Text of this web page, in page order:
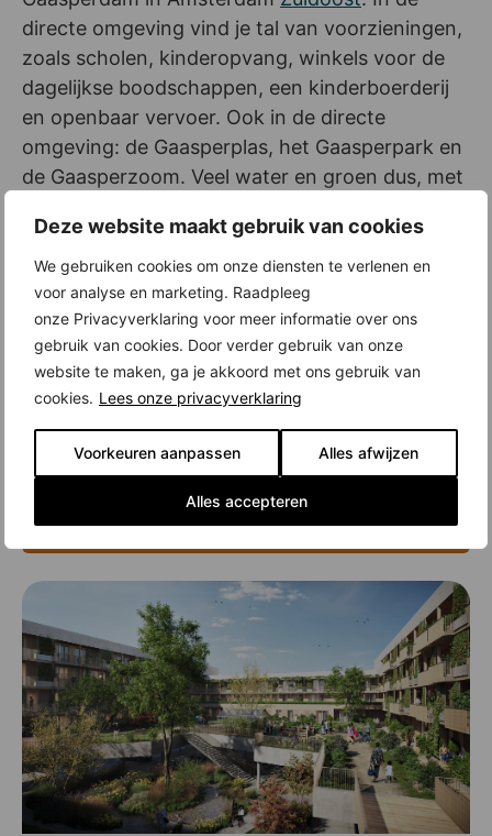
Deze website maakt gebruik van cookies
We gebruiken cookies om onze diensten te verlenen en
voor analyse en marketing. Raadpleeg
onze Privacyverklaring voor meer informatie over ons
gebruik van cookies. Door verder gebruik van onze
website te maken, ga je akkoord met ons gebruik van
cookies. Lees onze privacyverklaring
Voorkeuren aanpassen Alles afwijzen
Alles accepteren
directe omgeving vind je tal van voorzieningen,
zoals scholen, kinderopvang, winkels voor de
dagelijkse boodschappen, een kinderboerderij
en openbaar vervoer. Ook in de directe
omgeving: de Gaasperplas, het Gaasperpark en
de Gaasperzoom. Veel water en groen dus, met
Belangstelling? Bel de makelaar
Heb je belangstelling voor deze stadswoning of
wil je er meer over weten? Neem dan contact
op met Van de Steege Projectmakelaars via
020-4357040.
Bron: AM enwww.geins.nl.
Klik hier voor het woningaanbod
Klik hier voor meer informatie